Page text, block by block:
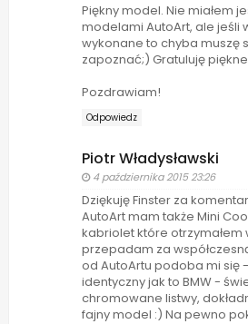
Piękny model. Nie miałem
modelami AutoArt, ale jeśli
wykonane to chyba muszę
zapoznać;) Gratuluję
Pozdrawiam!
Odpowiedz
Piotr Władysławski
4 października 2015 23:26
Dziękuję Finster za
AutoArt mam także Mini
kabriolet które otrzymałem
przepadam za
od AutoArtu podoba mi się
identyczny jak to BMW -
chromowane listwy,
fajny model :) Na pewno